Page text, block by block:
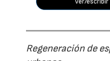
Regeneración de